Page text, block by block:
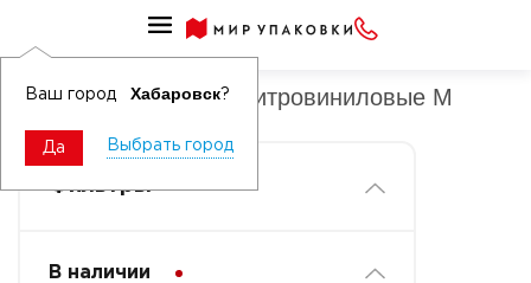
Ваш город Хабаровск?
Да Выбрать город
Перчатки в коробке нитровиниловые M
Фильтры
В наличии